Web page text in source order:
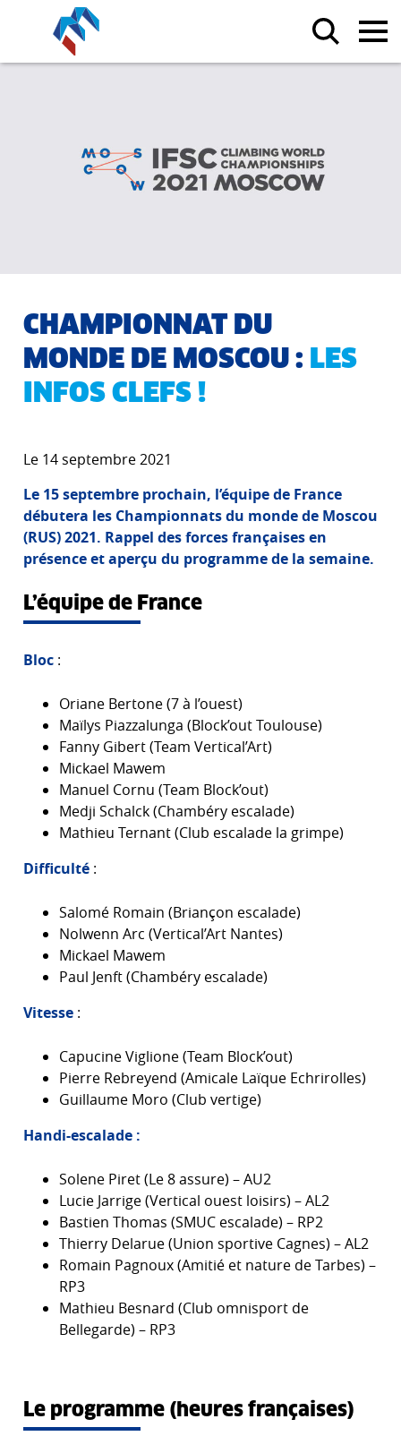
CHAMPIONNAT DU
MONDE DE MOSCOU : LES
INFOS CLEFS !
Le 14 septembre 2021
Le 15 septembre prochain, l’équipe de France
débutera les Championnats du monde de Moscou
(RUS) 2021. Rappel des forces françaises en
présence et aperçu du programme de la semaine.
L’équipe de France
Bloc :
Oriane Bertone (7 à l’ouest)
Maïlys Piazzalunga (Block’out Toulouse)
Fanny Gibert (Team Vertical’Art)
Mickael Mawem
Manuel Cornu (Team Block’out)
Medji Schalck (Chambéry escalade)
Mathieu Ternant (Club escalade la grimpe)
Difficulté :
Salomé Romain (Briançon escalade)
Nolwenn Arc (Vertical’Art Nantes)
Mickael Mawem
Paul Jenft (Chambéry escalade)
Vitesse :
Capucine Viglione (Team Block’out)
Pierre Rebreyend (Amicale Laïque Echrirolles)
Guillaume Moro (Club vertige)
Handi-escalade :
Solene Piret (Le 8 assure) – AU2
Lucie Jarrige (Vertical ouest loisirs) – AL2
Bastien Thomas (SMUC escalade) – RP2
Thierry Delarue (Union sportive Cagnes) – AL2
Romain Pagnoux (Amitié et nature de Tarbes) –
RP3
Mathieu Besnard (Club omnisport de
Bellegarde) – RP3
Le programme (heures françaises)